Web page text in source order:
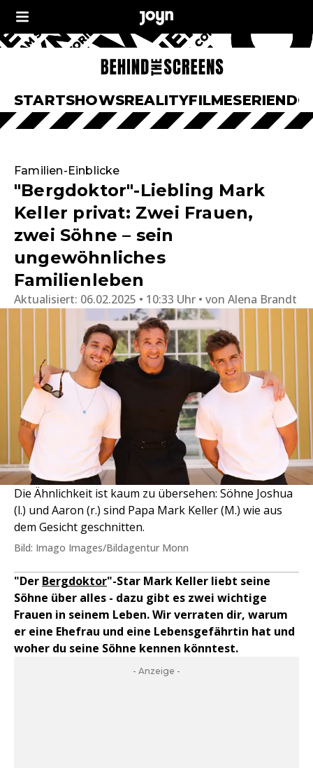
STARTSHOWSREALITYFILMESERIEN
Familien-Einblicke
"Bergdoktor"-Liebling Mark
Keller privat: Zwei Frauen,
zwei Söhne – sein
ungewöhnliches
Familienleben
Aktualisiert: 06.02.2025 • 10:33 Uhr von Alena Brandt
Die Ähnlichkeit ist kaum zu übersehen: Söhne Joshua
(l.) und Aaron (r.) sind Papa Mark Keller (M.) wie aus
dem Gesicht geschnitten.
Bild: Imago Images/Bildagentur Monn
"Der Bergdoktor"-Star Mark Keller liebt seine
Söhne über alles - dazu gibt es zwei wichtige
Frauen in seinem Leben. Wir verraten dir, warum
er eine Ehefrau und eine Lebensgefährtin hat und
woher du seine Söhne kennen könntest.
- Anzeige -